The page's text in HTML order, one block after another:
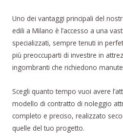
Uno dei vantaggi principali del
edili a Milano è l’accesso a una
specializzati, sempre tenuti in
più preoccuparti di investire in
ingombranti che richiedono
Scegli quanto tempo vuoi avere
modello di contratto di noleggio
completo e preciso, realizzato
quelle del tuo progetto.